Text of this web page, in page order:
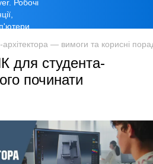
— вимоги та корисні
для студента-
починати